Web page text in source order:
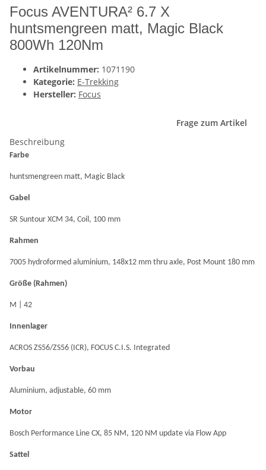
Focus AVENTURA² 6.7 X
huntsmengreen matt, Magic Black
800Wh 120Nm
Artikelnummer: 1071190
Kategorie: E-Trekking
Hersteller: Focus
Frage zum Artikel
Beschreibung
Farbe
huntsmengreen matt, Magic Black
Gabel
SR Suntour XCM 34, Coil, 100 mm
Rahmen
7005 hydroformed aluminium, 148x12 mm thru axle, Post Mount 180 mm
Größe (Rahmen)
M | 42
Innenlager
ACROS ZS56/ZS56 (ICR), FOCUS C.I.S. Integrated
Vorbau
Aluminium, adjustable, 60 mm
Motor
Bosch Performance Line CX, 85 NM, 120 NM update via Flow App
Sattel